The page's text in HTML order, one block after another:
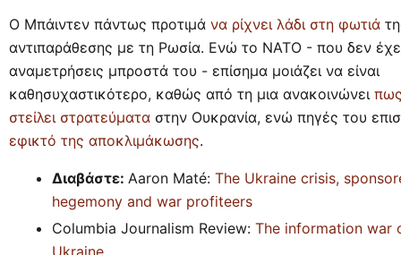
O Μπάιντεν πάντως προτιμά να ρίχνει λάδι στη φωτιά
αντιπαράθεσης με τη Ρωσία. Ενώ το ΝΑΤΟ - που δεν
αναμετρήσεις μπροστά του - επίσημα μοιάζει να είναι
καθησυχαστικότερο, καθώς από τη μια ανακοινώνει
στείλει στρατεύματα στην Ουκρανία, ενώ πηγές του
εφικτό της αποκλιμάκωσης.
Διαβάστε: Aaron Maté: The Ukraine crisis,
hegemony and war profiteers
Columbia Journalism Review: The information war